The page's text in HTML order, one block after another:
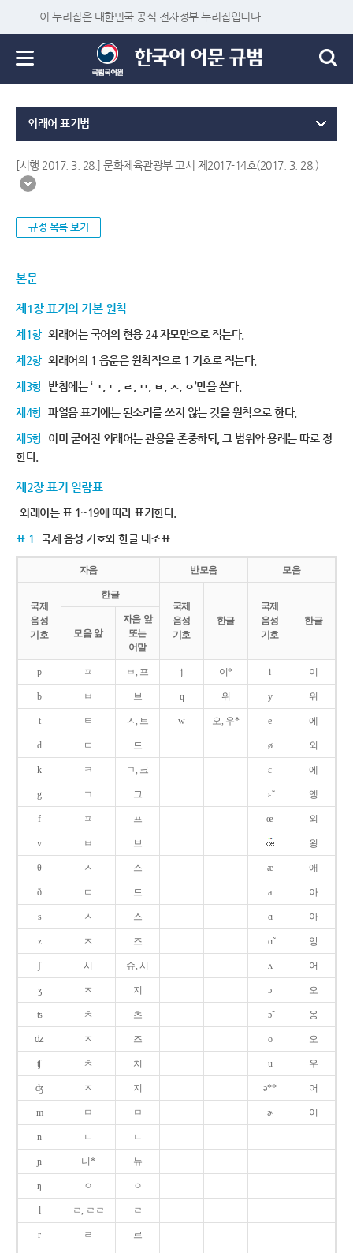
이 누리집은 대한민국 공식 전자정부 누리집입니다.
외래어 표기법
[시행 2017. 3. 28.] 문화체육관광부 고시 제2017-14호(2017. 3. 28.)
규정 목록 보기
본문
제1장 표기의 기본 원칙
제1항 외래어는 국어의 현용 24 자모만으로 적는다.
제2항 외래어의 1 음운은 원칙적으로 1 기호로 적는다.
제3항 받침에는 ‘ㄱ, ㄴ, ㄹ, ㅁ, ㅂ, ㅅ, ㅇ’만을 쓴다.
제4항 파열음 표기에는 된소리를 쓰지 않는 것을 원칙으로 한다.
제5항 이미 굳어진 외래어는 관용을 존중하되, 그 범위와 용례는 따로 정
한다.
제2장 표기 일람표
외래어는 표 1~19에 따라 표기한다.
표 1 국제 음성 기호와 한글 대조표
자음 반모음 모음
국제
음성
기호
한글
국제
음성
기호
한글
국제
음성
기호
한글
모음 앞
자음 앞
또는
어말
p ㅍ ㅂ, 프 j 이* i 이
b ㅂ 브 ɥ 위 y 위
t ㅌ ㅅ, 트 w 오, 우* e 에
d ㄷ 드 ø 외
k ㅋ ㄱ, 크 ɛ 에
g ㄱ 그 ɛ̃ 앵
f ㅍ 프 œ 외
v ㅂ 브 욍
θ ㅅ 스 æ 애
ð ㄷ 드 a 아
s ㅅ 스 ɑ 아
z ㅈ 즈 ɑ̃ 앙
ʃ 시 슈, 시 ʌ 어
ʒ ㅈ 지 ɔ 오
ʦ ㅊ 츠 ɔ̃ 옹
ʣ ㅈ 즈 o 오
ʧ ㅊ 치 u 우
ʤ ㅈ 지 ə** 어
m ㅁ ㅁ ɚ 어
n ㄴ ㄴ
ɲ 니* 뉴
ŋ ㅇ ㅇ
l ㄹ, ㄹㄹ ㄹ
r ㄹ 르